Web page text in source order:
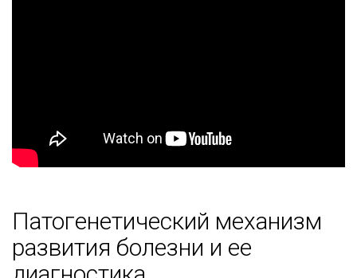
Патогенетический механизм
развития болезни и ее